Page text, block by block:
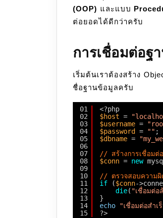
(OOP) และแบบ
ต่อยอดได้ดีกว่าครับ
การเชื่อมต่อฐ
เริ่มต้นเราต้องสร้าง
ชื่อฐานข้อมูลครับ
01
02
03
04
05
06
07
08
09
10
11
12
13
14
15
<?php
$host =
$username =
$password
= "" ;
$dbname =
// สร้างการเชื่อมต่อ
$conn = new
// ตรวจสอบความผิ
if
($conn-
die( "เชื่อมต่
}
echo
"เชื่อมต่อสำเ
?>